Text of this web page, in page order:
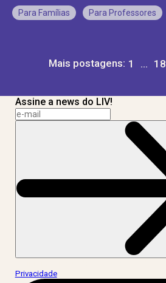
Para Famílias Para Professores
Mais postagens: 1 … 18
Assine a news do LIV!
Privacidade.